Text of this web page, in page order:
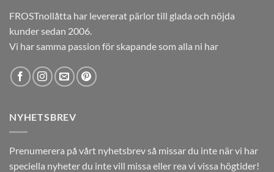
FROSTnollåtta har levererat pärlor till glada och nöjda
kunder sedan 2006.
Vi har samma passion för skapande som alla ni har
NYHETSBREV
Prenumerera på vårt nyhetsbrev så missar du inte när vi har
speciella nyheter du inte vill missa eller rea vi vissa högtider!